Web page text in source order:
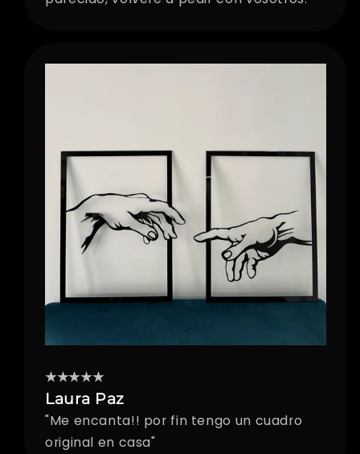
★★★★★
Laura Paz
"Me encanta!! por fin tengo un cuadro
original en casa"